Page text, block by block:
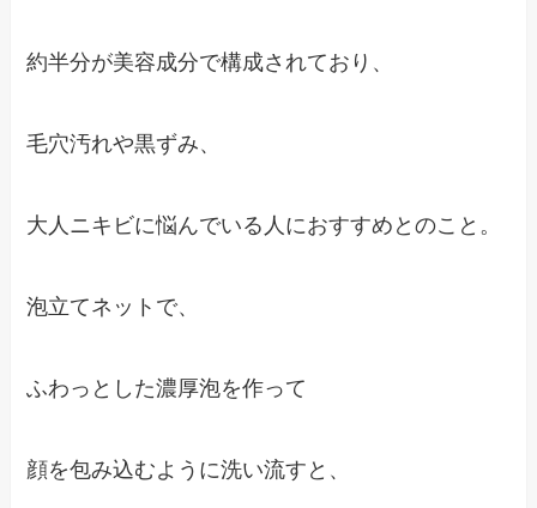
約半分が美容成分で構成されており、
毛穴汚れや黒ずみ、
大人ニキビに悩んでいる人におすすめとのこと。
泡立てネットで、
ふわっとした濃厚泡を作って
顔を包み込むように洗い流すと、